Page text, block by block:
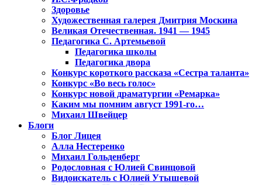
Здоровье
Художественная галерея Дмитрия Москина
Великая Отечественная. 1941 — 1945
Педагогика С. Артемьевой
Педагогика школы
Педагогика двора
Конкурс короткого рассказа «Сестра таланта»
Конкурс «Во весь голос»
Конкурс новой драматургии «Ремарка»
Каким мы помним август 1991-го…
Михаил Швейцер
Блоги
Блог Лицея
Алла Нестеренко
Михаил Гольденберг
Родословная с Юлией Свинцовой
Видоискатель с Юлией Утышевой